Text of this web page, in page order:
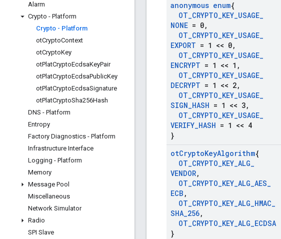
Alarm
Crypto - Platform
Crypto - Platform
otCryptoContext
otCryptoKey
otPlatCryptoEcdsaKeyPair
otPlatCryptoEcdsaPublicKey
otPlatCryptoEcdsaSignature
otPlatCryptoSha256Hash
DNS - Platform
Entropy
Factory Diagnostics - Platform
Infrastructure Interface
Logging - Platform
Memory
Message Pool
Miscellaneous
Network Simulator
Radio
SPI Slave
anonymous enum{
OT_CRYPTO_KEY_USAGE_
NONE = 0,
OT_CRYPTO_KEY_USAGE_
EXPORT = 1 << 0,
OT_CRYPTO_KEY_USAGE_
ENCRYPT = 1 << 1 ,
OT_CRYPTO_KEY_USAGE_
DECRYPT = 1 << 2,
OT_CRYPTO_KEY_USAGE_
SIGN_HASH = 1 << 3,
OT_CRYPTO_KEY_USAGE_
VERIFY_HASH = 1 << 4
}
otCryptoKeyAlgorithm{
OT_CRYPTO_KEY_ALG_
VENDOR,
OT_CRYPTO_KEY_ALG_AES_
ECB ,
OT_CRYPTO_KEY_ALG_HMAC_
SHA_256,
OT_CRYPTO_KEY_ALG_ECDSA
}